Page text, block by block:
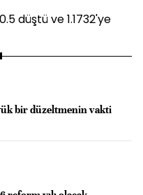
düştü ve 1.1732'ye
bir düzeltmenin vakti